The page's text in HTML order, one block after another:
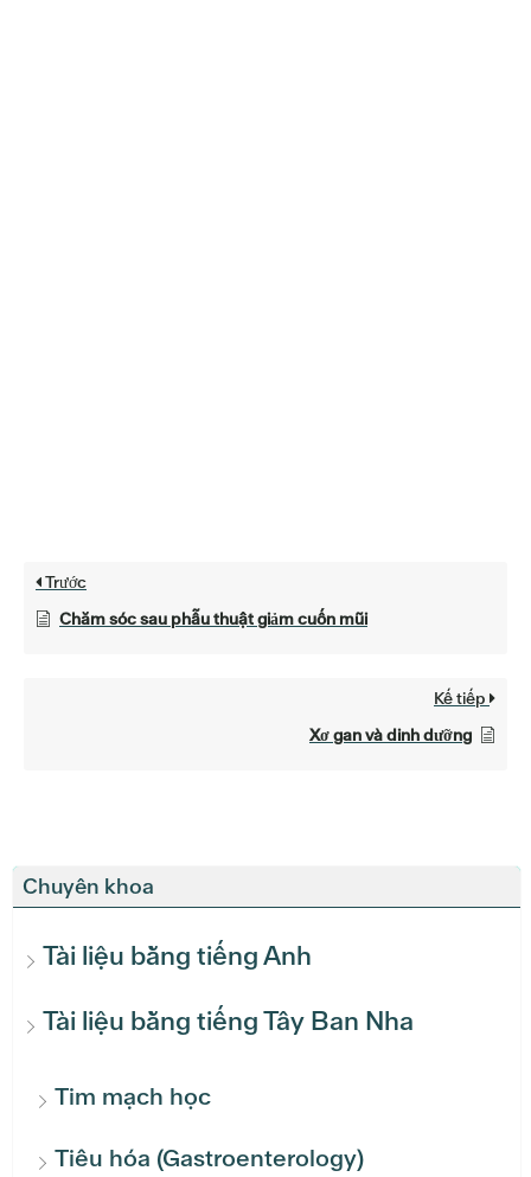
Chuyên khoa
Tài liệu bằng tiếng Anh
Tài liệu bằng tiếng Tây Ban Nha
Tim mạch học
Tiêu hóa (Gastroenterology)
Trước
Chăm sóc sau phẫu thuật giảm cuốn mũi
Kế tiếp
Xơ gan và dinh dưỡng